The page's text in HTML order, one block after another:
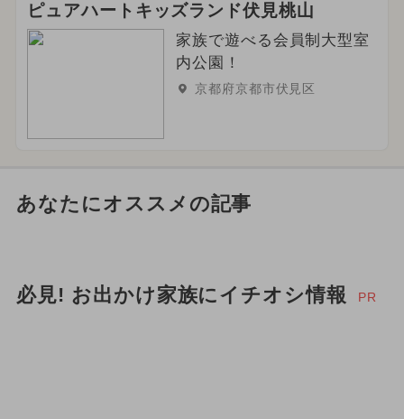
ピュアハートキッズランド伏見桃山
家族で遊べる会員制大型室
内公園！
京都府京都市伏見区
あなたにオススメの記事
必見! お出かけ家族にイチオシ情報 PR